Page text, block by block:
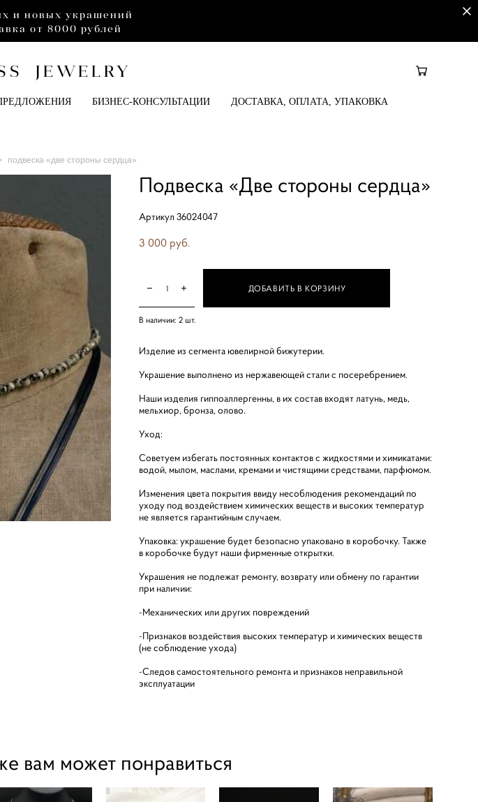
и новых украшений
от 8000 рублей
JEWELRY
БИЗНЕС-КОНСУЛЬТАЦИИ ДОСТАВКА, ОПЛАТА, УПАКОВКА
подвеска «две стороны сердца»
Подвеска «Две стороны сердца»
Артикул 36024047
3 000 pуб.
В наличии:2 шт.
ДОБАВИТЬ В КОРЗИНУ
Изделие из сегмента ювелирной бижутерии.
Украшение выполнено из нержавеющей стали с посеребрением.
Наши изделия гиппоаллергенны, в их состав входят латунь, медь,
мельхиор, бронза, олово.
Уход:
Советуем избегать постоянных контактов с жидкостями и химикатами:
водой, мылом, маслами, кремами и чистящими средствами, парфюмом.
Изменения цвета покрытия ввиду несоблюдения рекомендаций по
уходу под воздействием химических веществ и высоких температур
не является гарантийным случаем.
Упаковка: украшение будет безопасно упаковано в коробочку. Также
в коробочке будут наши фирменные открытки.
Украшения не подлежат ремонту, возврату или обмену по гарантии
при наличии:
-Механических или других повреждений
-Признаков воздействия высоких температур и химических веществ
(не соблюдение ухода)
-Следов самостоятельного ремонта и признаков неправильной
эксплуатации
вам может понравиться